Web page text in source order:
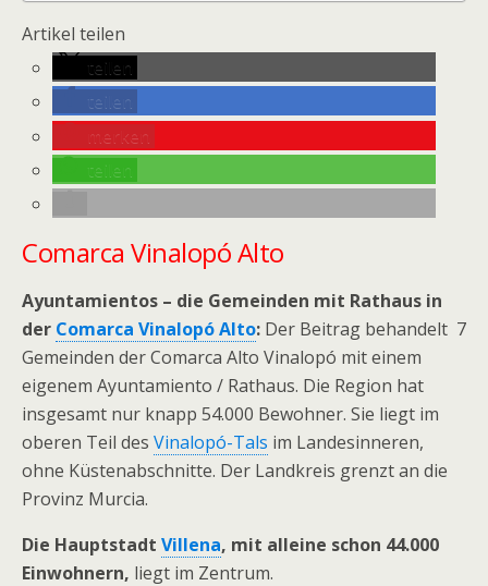
Artikel teilen
teilen
teilen
merken
teilen
Comarca Vinalopó Alto
Ayuntamientos – die Gemeinden mit Rathaus in
der Comarca Vinalopó Alto: Der Beitrag behandelt 7
Gemeinden der Comarca Alto Vinalopó mit einem
eigenem Ayuntamiento / Rathaus. Die Region hat
insgesamt nur knapp 54.000 Bewohner. Sie liegt im
oberen Teil des Vinalopó-Tals im Landesinneren,
ohne Küstenabschnitte. Der Landkreis grenzt an die
Provinz Murcia.
Die Hauptstadt Villena, mit alleine schon 44.000
Einwohnern, liegt im Zentrum.